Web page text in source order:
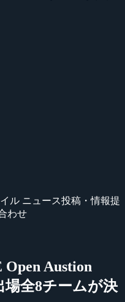
ル ニュース投稿・情報提
わせ
Open Austion
場全8チームが決